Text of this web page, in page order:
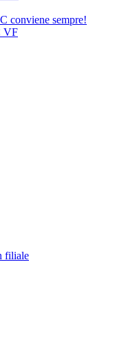
conviene sempre!
VF
filiale